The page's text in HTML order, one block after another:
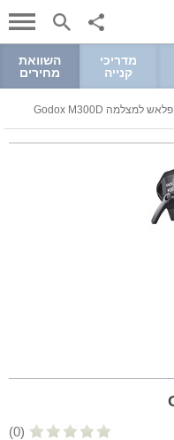
מדריכי
קנייה
השוואת
מחירים
פלאש למצלמה Godox M300D
(0)